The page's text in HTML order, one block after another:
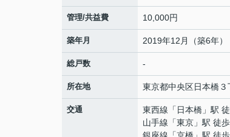
管理/共益費 10,000円
築年月 2019年12月（築6年）
総戸数 -
所在地 東京都中央区日本橋３
交通 東西線 「日本橋 」駅
山手線 「東京 」駅 徒
銀座線 「京橋 」駅 徒